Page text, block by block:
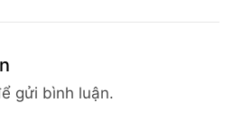
Bước Đột Phá
gửi bình luận.